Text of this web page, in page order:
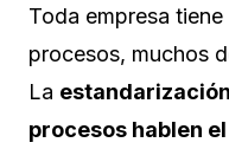
Toda empresa
procesos, muchos
La
procesos hablen